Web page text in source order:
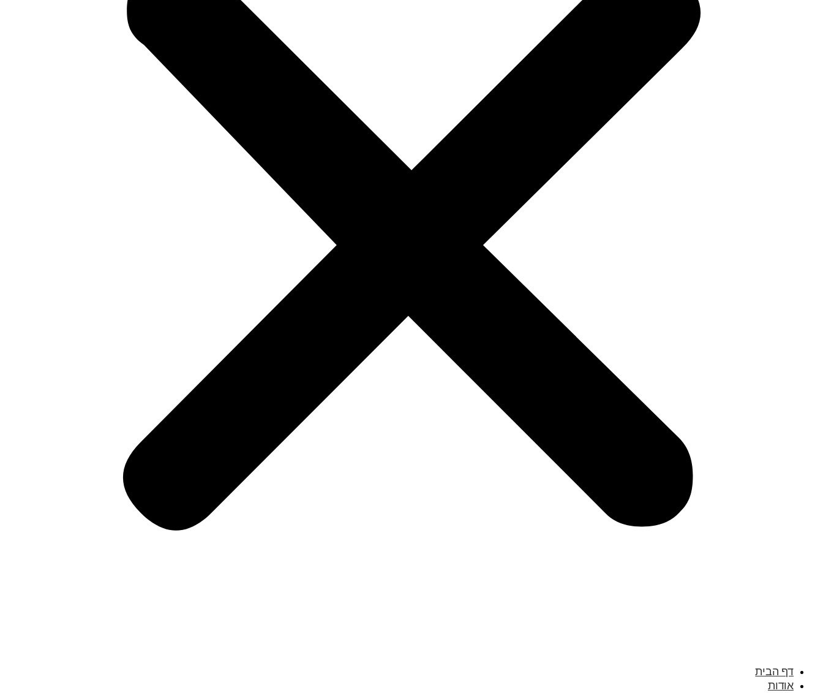
דף הבית
אודות